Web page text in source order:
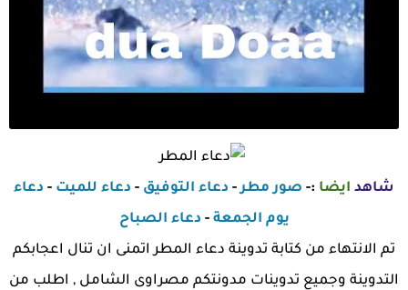
شاهد ايضا :- صور مطر- دعاء التوفيق - دعاء للميت - دعاء
يوم الجمعة - دعاء الصباح
تم الانتهاء من كتابة تدوينة دعاء المطر اتمنى ان تنال اعجابكم
التدوينة وجميع تدوينات مدونتكم مصراوى الشامل , اطلب من